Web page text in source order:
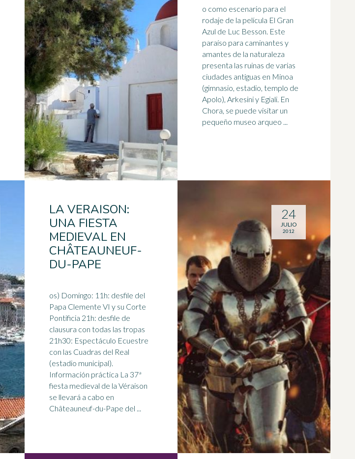
o como escenario para el
rodaje de la película El Gran
Azul de Luc Besson. Este
paraíso para caminantes y
amantes de la naturaleza
presenta las ruinas de varias
ciudades antiguas en Minoa
(gimnasio, estadio, templo de
Apolo), Arkesini y Egiali. En
Chora, se puede visitar un
pequeño museo arqueo ...
LA VERAISON:
UNA FIESTA
MEDIEVAL EN
CHÂTEAUNEUF-
DU-PAPE
os) Domingo: 11h: desfile del
Papa Clemente VI y su Corte
Pontificia 21h: desfile de
clausura con todas las tropas
21h30: Espectáculo Ecuestre
con las Cuadras del Real
(estadio municipal).
Información práctica La 37ª
fiesta medieval de la Véraison
se llevará a cabo en
Châteauneuf-du-Pape del ...
24
JULIO
2012